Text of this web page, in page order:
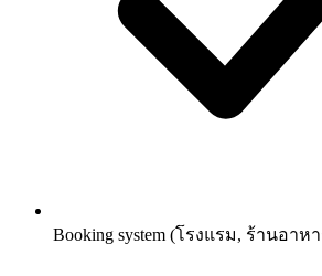
Booking system (โรงแรม, ร้านอา